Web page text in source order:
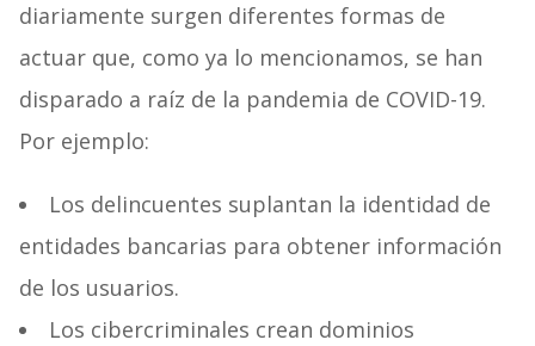
diariamente surgen diferentes formas de
actuar que, como ya lo mencionamos, se han
disparado a raíz de la pandemia de COVID-19.
Por ejemplo:
Los delincuentes suplantan la identidad de
entidades bancarias para obtener información
de los usuarios.
Los cibercriminales crean dominios